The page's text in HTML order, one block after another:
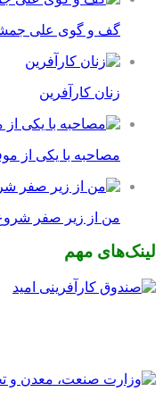
گف و گوی علی
زنان کارآفرین
مصاحبه با یکی از
من از زیر صفر
لینک‌های مهم